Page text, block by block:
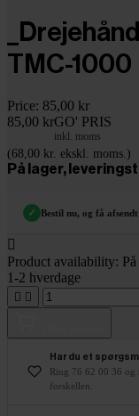
TMC-1000
Price: 85,00 kr
85,00 krGO' PRIS
inkl. moms
(68,00 kr. ekskl. moms.)
På lager,
✓ Bestil nu, og få

Product availability:
1-2 hverdage
 
Har du et
Ring 76 62 00 36 og
forskellen.